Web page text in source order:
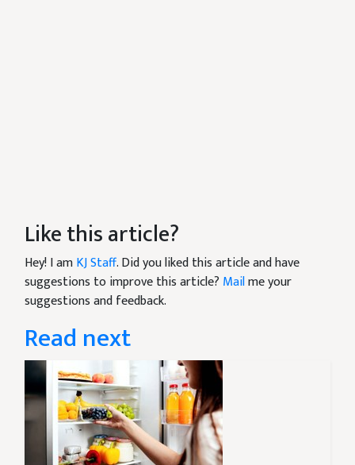
Like this article?
Hey! I amKJ Staff. Did you liked this article and have
suggestions to improve this article? Mailme your
suggestions and feedback.
Read next